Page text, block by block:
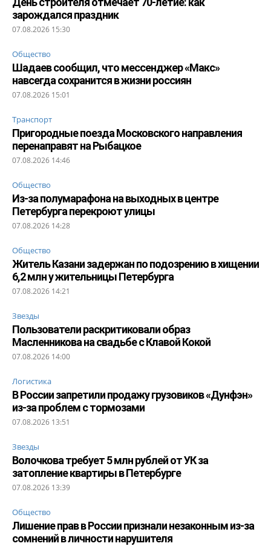
зарождался праздник
07.08.2026 15:30
Общество
Шадаев сообщил, что мессенджер «Макс»
навсегда сохранится в жизни россиян
07.08.2026 15:01
Транспорт
Пригородные поезда Московского направления
перенаправят на Рыбацкое
07.08.2026 14:46
Общество
Из-за полумарафона на выходных в центре
Петербурга перекроют улицы
07.08.2026 14:28
Общество
Житель Казани задержан по подозрению в хищении
6,2 млн у жительницы Петербурга
07.08.2026 14:21
Звезды
Пользователи раскритиковали образ
Масленникова на свадьбе с Клавой Кокой
07.08.2026 14:00
Логистика
В России запретили продажу грузовиков «Дунфэн»
из-за проблем с тормозами
07.08.2026 13:51
Звезды
Волочкова требует 5 млн рублей от УК за
затопление квартиры в Петербурге
07.08.2026 13:39
Общество
Лишение прав в России признали незаконным из-за
сомнений в личности нарушителя